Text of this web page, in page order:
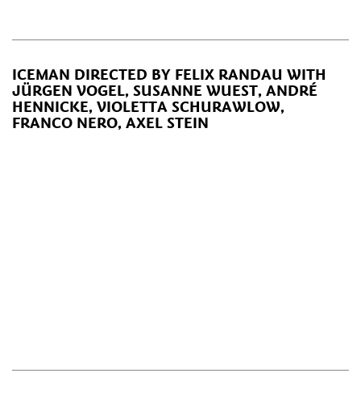
ICEMAN DIRECTED BY FELIX RANDAU WITH
JÜRGEN VOGEL, SUSANNE WUEST, ANDRÉ
HENNICKE, VIOLETTA SCHURAWLOW,
FRANCO NERO, AXEL STEIN